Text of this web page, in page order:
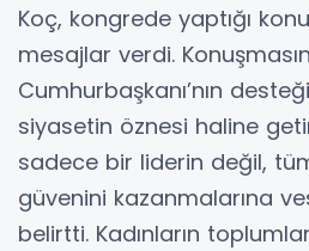
Koç, kongrede yaptığı
mesajlar verdi.
Cumhurbaşkanı’nın
siyasetin öznesi haline
sadece bir liderin değil,
güvenini kazanmalarına
belirtti. Kadınların